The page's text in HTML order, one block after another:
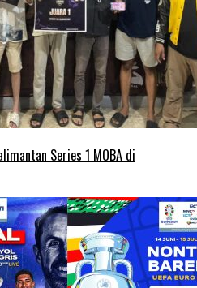
Series 1 MOBA di